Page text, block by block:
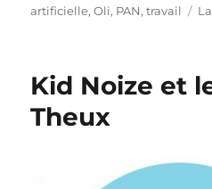
artificielle,Oli, PAN,travail
Kid Noize et
Theux